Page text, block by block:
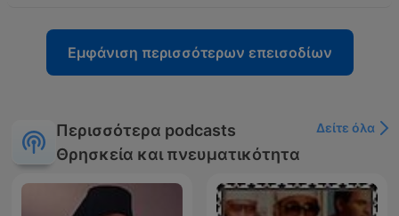
Εμφάνιση περισσότερων επεισοδίων
Περισσότερα podcasts
Θρησκεία και πνευματικότητα
Δείτε όλα